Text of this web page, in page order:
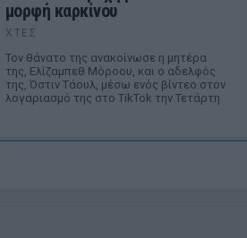
μορφή καρκίνου
ΧΤΕΣ
Τον θάνατο της ανακοίνωσε η μητέρα
της, Ελίζαμπεθ Μόροου, και ο αδελφός
της, Όστιν Τάουλ, μέσω ενός βίντεο στον
λογαριασμό της στο TikTok την Τετάρτη